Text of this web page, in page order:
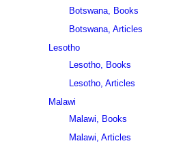
Botswana, Books
Botswana, Articles
Lesotho
Lesotho, Books
Lesotho, Articles
Malawi
Malawi, Books
Malawi, Articles